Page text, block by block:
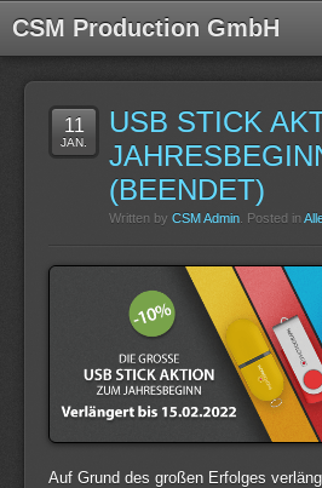
CSM Production GmbH
11
JAN.
USB STICK
(BEENDET)
Written by CSM Admin . Posted in
Auf Grund des großen Erfolges